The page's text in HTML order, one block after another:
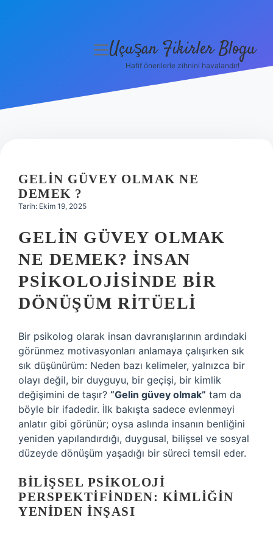
Hakkımızda
menüyü
Uçuşan Fikirler Blogu
Hafif önerilerle zihnini havalandır!
GELIN GÜVEY OLMAK NE
DEMEK ?
Tarih: Ekim 19, 2025
GELIN GÜVEY OLMAK
NE DEMEK? İNSAN
PSIKOLOJISINDE BIR
DÖNÜŞÜM RITÜELI
Bir psikolog olarak insan davranışlarının ardındaki
görünmez motivasyonları anlamaya çalışırken sık
sık düşünürüm: Neden bazı kelimeler, yalnızca bir
olayı değil, bir duyguyu, bir geçişi, bir kimlik
değişimini de taşır? “Gelin güvey olmak” tam da
böyle bir ifadedir. İlk bakışta sadece evlenmeyi
anlatır gibi görünür; oysa aslında insanın benliğini
yeniden yapılandırdığı, duygusal, bilişsel ve sosyal
düzeyde dönüşüm yaşadığı bir süreci temsil eder.
BILIŞSEL PSIKOLOJI
PERSPEKTIFINDEN: KIMLIĞIN
YENIDEN İNŞASI